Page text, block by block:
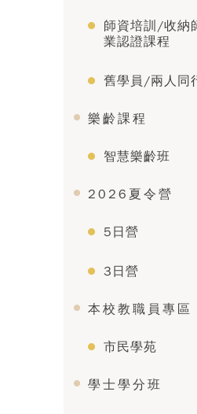
師資培訓/收納
業認證課程
舊學員/兩人同
樂齡課程
智慧樂齡班
2026夏令營
5日營
3日營
本校教職員專區
市民學苑
學士學分班